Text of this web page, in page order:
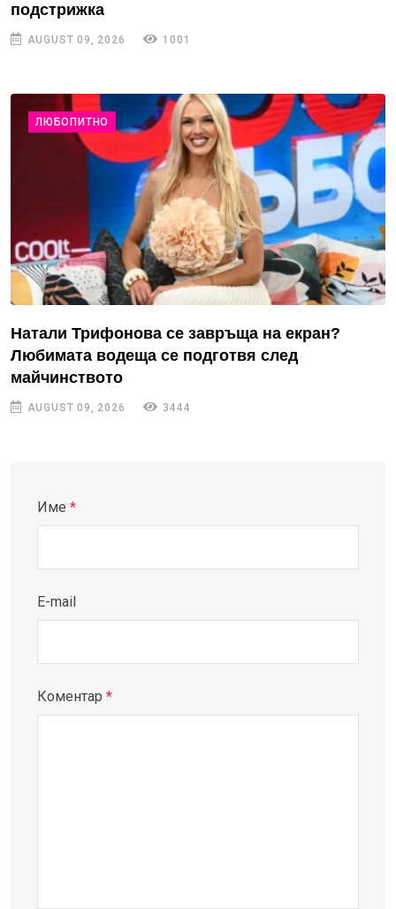
подстрижка
AUGUST 09, 2026 1001
ЛЮБОПИТНО
Натали Трифонова се завръща на екран?
Любимата водеща се подготвя след
майчинството
AUGUST 09, 2026 3444
Име *
E-mail
Коментар *